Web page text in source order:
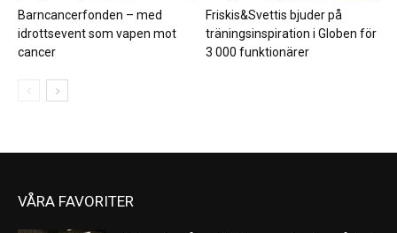
Barncancerfonden – med
idrottsevent som vapen mot
cancer
Friskis&Svettis bjuder på
träningsinspiration i Globen för
3 000 funktionärer
VÅRA FAVORITER